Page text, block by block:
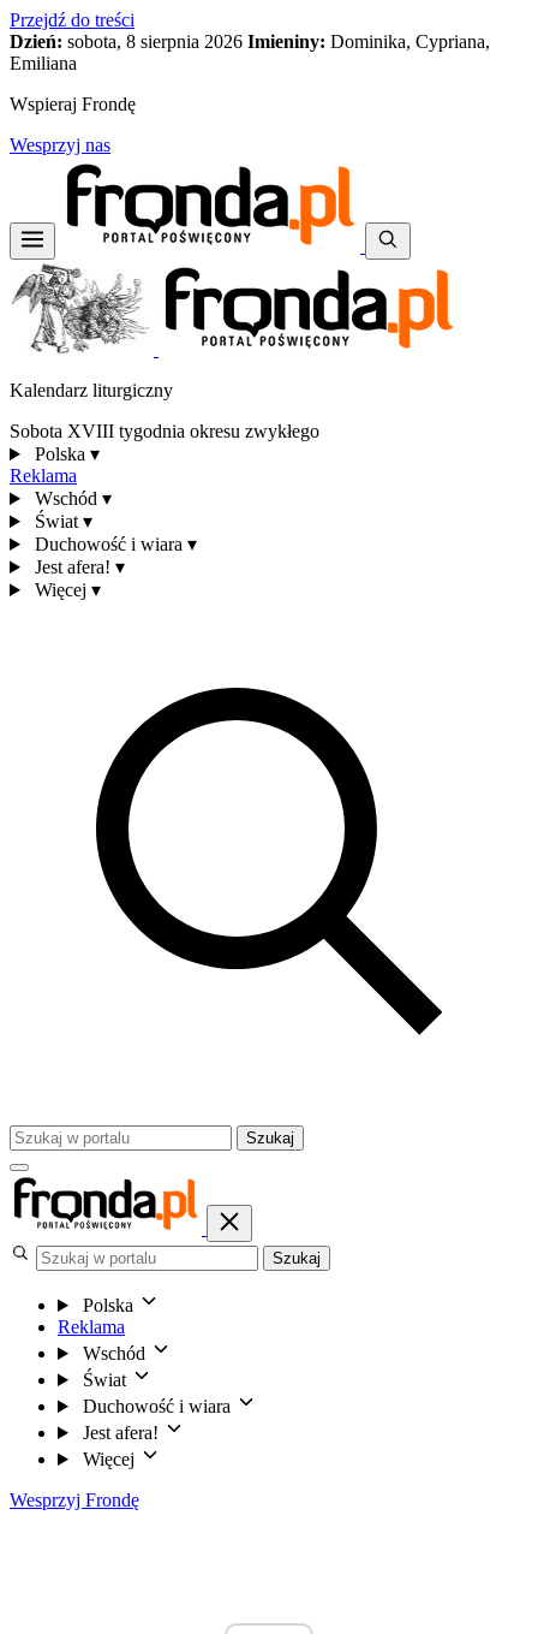
Przejdź do treści
Dzień: sobota, 8 sierpnia 2026 Imieniny: Dominika, Cypriana,
Emiliana
Wspieraj Frondę
Wesprzyj nas
Kalendarz liturgiczny
Sobota XVIII tygodnia okresu zwykłego
Polska ▾
Reklama
Wschód ▾
Świat ▾
Duchowość i wiara ▾
Jest afera! ▾
Więcej ▾
Szukaj
Szukaj
Polska
Reklama
Wschód
Świat
Duchowość i wiara
Jest afera!
Więcej
Wesprzyj Frondę